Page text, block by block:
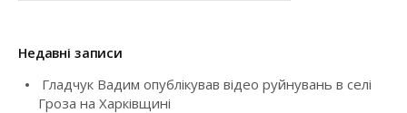
i
ш
кНедавні записи
Гладчук Вадим опублікував відео руйнувань в селі
Гроза на Харківщині